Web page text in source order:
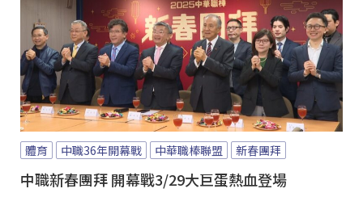
體育 中職36年開幕戰 中華職棒聯盟 新春團拜
中職新春團拜 開幕戰3/29大巨蛋熱血登場